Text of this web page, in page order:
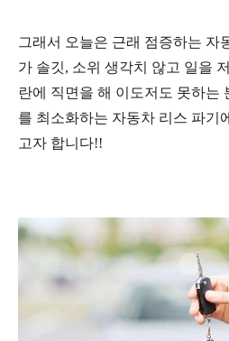
그래서 오늘은 근래 점증하는 자
가 솔깃, 소위 생각치 않고 일을
란에 직면을 해 이도저도 못하는
를 최소화하는 자동차 리스 파기
고자 합니다!!